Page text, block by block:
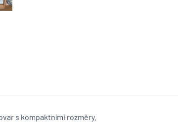
s kompaktními rozměry.